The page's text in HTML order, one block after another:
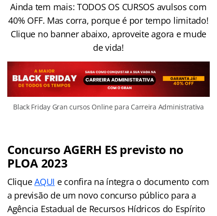
Ainda tem mais: TODOS OS CURSOS avulsos com
40% OFF. Mas corra, porque é por tempo limitado!
Clique no banner abaixo, aproveite agora e mude
de vida!
Black Friday Gran cursos Online para Carreira Administrativa
Concurso AGERH ES previsto no
PLOA 2023
CliqueAQUI e confira na íntegra o documento com
a previsão de um novo concurso público para a
Agência Estadual de Recursos Hídricos do Espírito